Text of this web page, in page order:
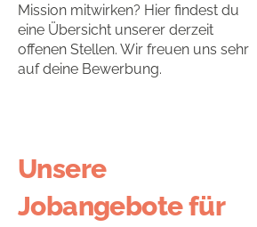
Mission mitwirken? Hier findest du
eine Übersicht unserer derzeit
offenen Stellen. Wir freuen uns sehr
auf deine Bewerbung.
Unsere
Jobangebote für